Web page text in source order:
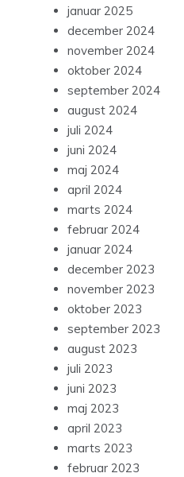
januar 2025
december 2024
november 2024
oktober 2024
september 2024
august 2024
juli 2024
juni 2024
maj 2024
april 2024
marts 2024
februar 2024
januar 2024
december 2023
november 2023
oktober 2023
september 2023
august 2023
juli 2023
juni 2023
maj 2023
april 2023
marts 2023
februar 2023